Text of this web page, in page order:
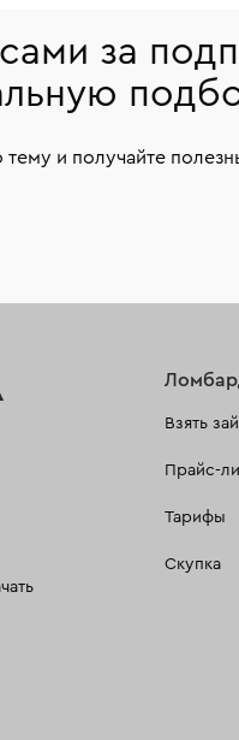
за
и получайте
Взять
Прайс-
Тарифы
Скупка